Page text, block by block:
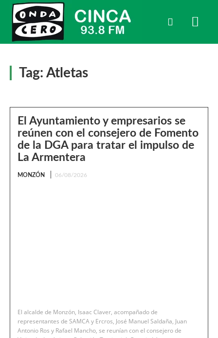
Tag: Atletas
El Ayuntamiento y empresarios se
reúnen con el consejero de Fomento
de la DGA para tratar el impulso de
La Armentera
MONZÓN 06/08/2026
El alcalde de Monzón, Isaac Claver, acompañado de
representantes de SAMCA y Ercros, José Manuel Saldaña, Juan
Antonio Ros y Rafael Mancho, se reunían con el consejero de